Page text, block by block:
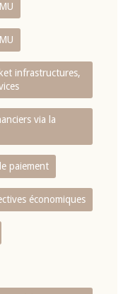
infrastructures,
via la
paiement
économiques